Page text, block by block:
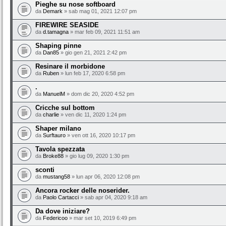
Pieghe su nose softboard
da Demark » sab mag 01, 2021 12:07 pm
FIREWIRE SEASIDE
da d.tamagna » mar feb 09, 2021 11:51 am
Shaping pinne
da Dan85 » gio gen 21, 2021 2:42 pm
Resinare il morbidone
da Ruben » lun feb 17, 2020 6:58 pm
.
da ManuelM » dom dic 20, 2020 4:52 pm
Cricche sul bottom
da charlie » ven dic 11, 2020 1:24 pm
Shaper milano
da Surftauro » ven ott 16, 2020 10:17 pm
Tavola spezzata
da Broke88 » gio lug 09, 2020 1:30 pm
sconti
da mustang58 » lun apr 06, 2020 12:08 pm
Ancora rocker delle noserider.
da Paolo Cartacci » sab apr 04, 2020 9:18 am
Da dove iniziare?
da Federicoo » mar set 10, 2019 6:49 pm